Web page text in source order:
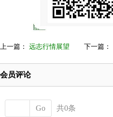
上一篇： 远志行情展望 下一篇：
会员评论
Go 共0条